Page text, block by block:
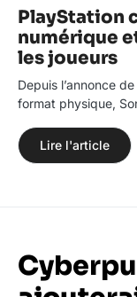
PlayStation
numérique
les joueurs
Depuis l’annonce
format physique,
Lire l'article